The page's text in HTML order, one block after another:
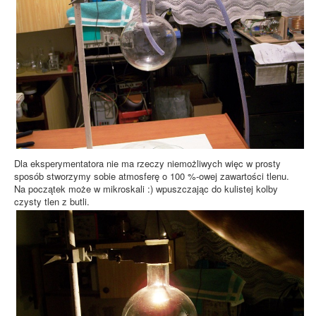
Dla eksperymentatora nie ma rzeczy niemożliwych więc w prosty
sposób stworzymy sobie atmosferę o 100 %-owej zawartości tlenu.
Na początek może w mikroskali :) wpuszczając do kulistej kolby
czysty tlen z butli.